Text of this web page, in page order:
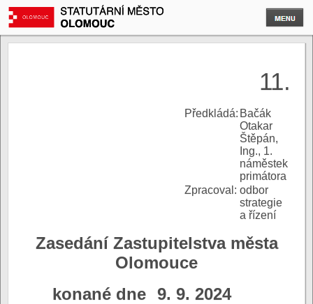
11.
Předkládá: Bačák
Otakar
Štěpán,
Ing., 1.
náměstek
primátora
Zpracoval: odbor
strategie
a řízení
Zasedání Zastupitelstva města
Olomouce
konané dne 9. 9. 2024